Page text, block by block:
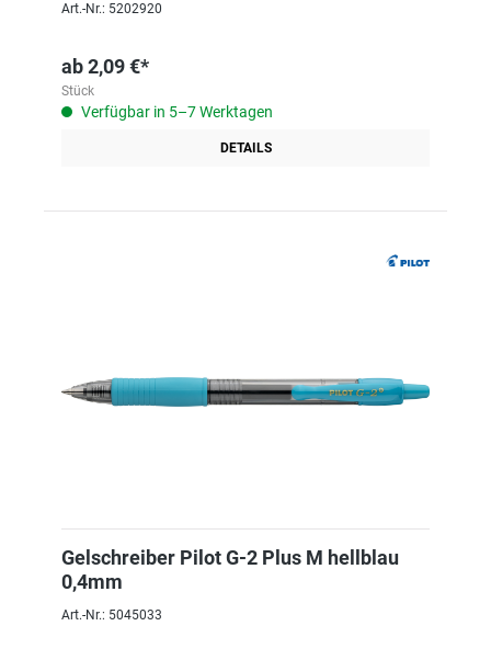
Art.-Nr.: 5202920
ab2,09 €*
Stück
Verfügbar in 5–7 Werktagen
DETAILS
Gelschreiber Pilot G-2 Plus M hellblau
0,4mm
Art.-Nr.: 5045033